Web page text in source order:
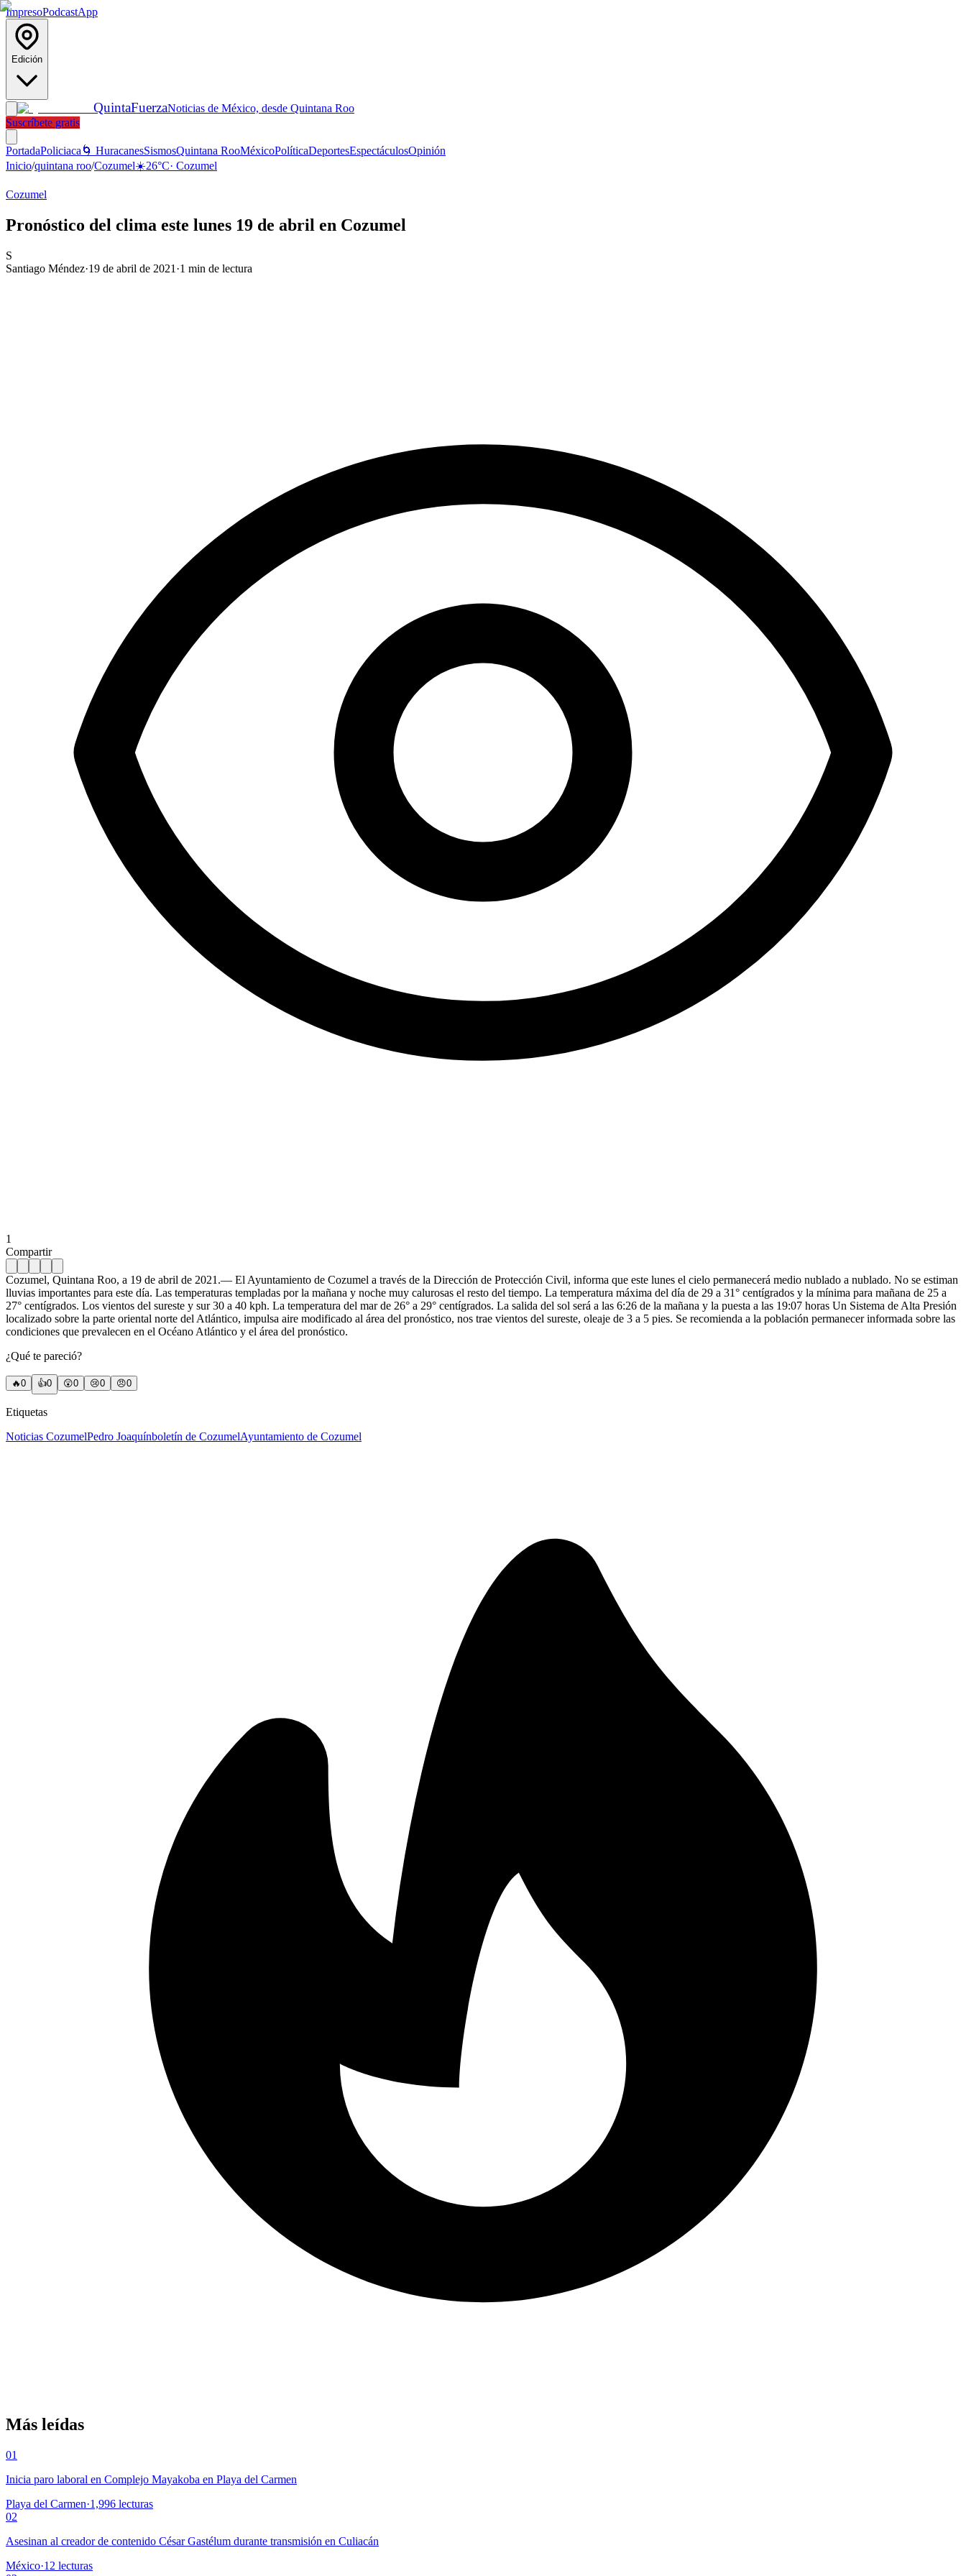
ImpresoPodcastApp
Edición
QuintaFuerzaNoticias de México, desde Quintana Roo
Suscríbete gratis
PortadaPoliciaca 🌀 HuracanesSismosQuintana RooMéxicoPolíticaDeportesEspectáculosOpinión
Inicio/quintana roo/Cozumel☀️26°C· Cozumel
Cozumel
Pronóstico del clima este lunes 19 de abril en Cozumel
S
Santiago Méndez·19 de abril de 2021 ·1 min de lectura
1
Compartir
Cozumel, Quintana Roo, a 19 de abril de 2021.— El Ayuntamiento de Cozumel a través de la Dirección de Protección Civil, informa que este lunes el cielo permanecerá medio nublado a nublado. No se estiman
lluvias importantes para este día. Las temperaturas templadas por la mañana y noche muy calurosas el resto del tiempo. La temperatura máxima del día de 29 a 31° centígrados y la mínima para mañana de 25 a
27° centígrados. Los vientos del sureste y sur 30 a 40 kph. La temperatura del mar de 26° a 29° centígrados. La salida del sol será a las 6:26 de la mañana y la puesta a las 19:07 horas Un Sistema de Alta Presión
localizado sobre la parte oriental norte del Atlántico, impulsa aire modificado al área del pronóstico, nos trae vientos del sureste, oleaje de 3 a 5 pies. Se recomienda a la población permanecer informada sobre las
condiciones que prevalecen en el Océano Atlántico y el área del pronóstico.
¿Qué te pareció?
🔥0 👍0 😲0 😢0 😠0
Etiquetas
Noticias CozumelPedro Joaquínboletín de CozumelAyuntamiento de Cozumel
Más leídas
01
Inicia paro laboral en Complejo Mayakoba en Playa del Carmen
Playa del Carmen·1,996 lecturas
02
Asesinan al creador de contenido César Gastélum durante transmisión en Culiacán
México·12 lecturas